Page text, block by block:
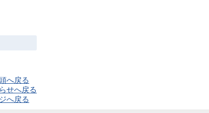
へ戻る
せへ戻る
へ戻る